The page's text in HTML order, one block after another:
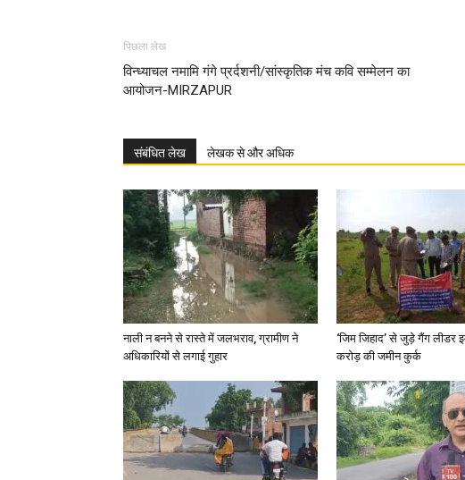
पिछला लेख
विन्ध्याचल नमामि गंगे प्रर्दशनी/सांस्कृतिक मंच कवि सम्मेलन का
आयोजन-MIRZAPUR
संबंधित लेख लेखक से और अधिक
नाली न बनने से रास्ते में जलभराव, ग्रामीण ने
अधिकारियों से लगाई गुहार
‘जिम जिहाद’ से जुड़े गैंग लीडर
करोड़ की जमीन कुर्क